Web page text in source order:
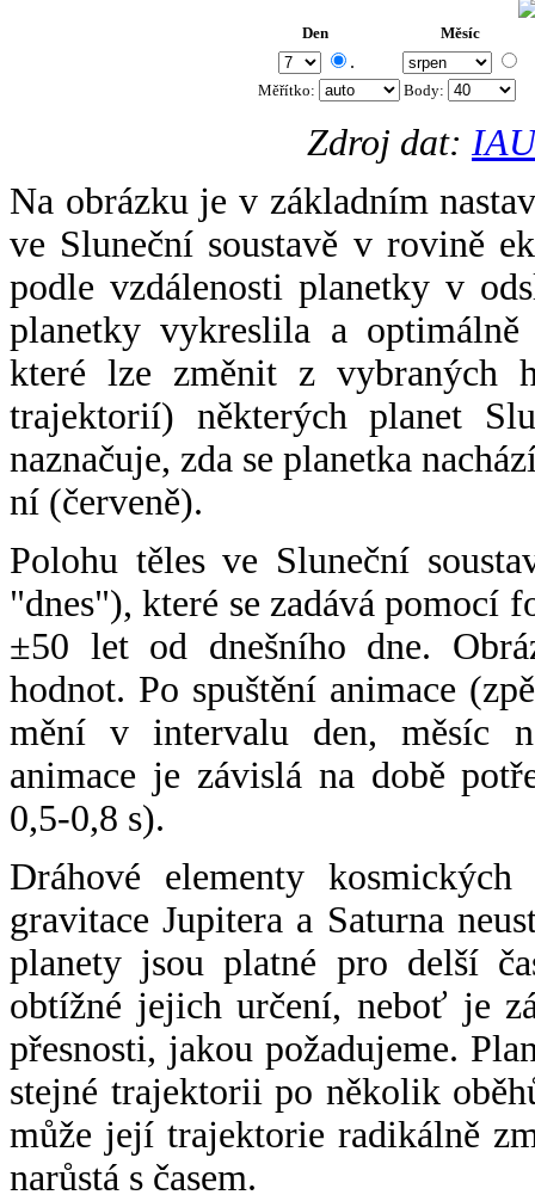
Den Měsíc
.
Měřítko: Body:
Zdroj dat:
Na obrázku je v základním
ve Sluneční soustavě v rovině
podle vzdálenosti planetky v
planetky vykreslila a
které lze změnit z vybraných
trajektorií) některých planet
naznačuje, zda se planetka
ní (červeně).
Polohu těles ve Sluneční
"dnes"), které se zadává pomocí
±50 let od dnešního dne.
hodnot. Po spuštění animace
mění v intervalu den, měsíc
animace je závislá na době
0,5-0,8 s).
Dráhové elementy
gravitace Jupitera a Saturna
planety jsou platné pro delší
obtížné jejich určení, neboť je
přesnosti, jakou požadujeme.
stejné trajektorii po několik
může její trajektorie radikálně
narůstá s časem.